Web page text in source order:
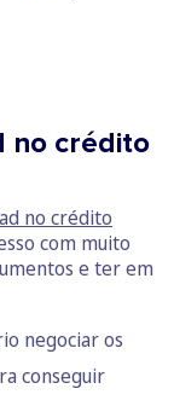
no crédito
no crédito
com muito
e ter em
negociar os
conseguir